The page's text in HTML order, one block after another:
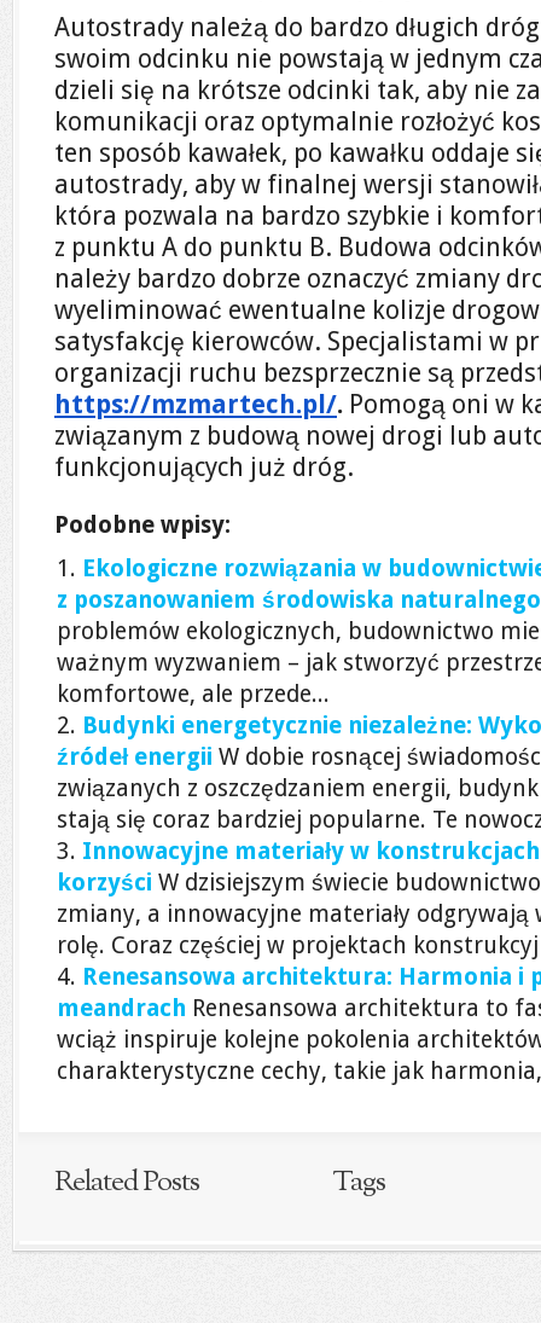
Autostrady należą do bardzo długich
swoim odcinku nie powstają w jednym
dzieli się na krótsze odcinki tak, aby nie
komunikacji oraz optymalnie rozłożyć
ten sposób kawałek, po kawałku oddaje
autostrady, aby w finalnej wersji
która pozwala na bardzo szybkie i
z punktu A do punktu B. Budowa
należy bardzo dobrze oznaczyć zmiany
wyeliminować ewentualne kolizje
satysfakcję kierowców. Specjalistami w
organizacji ruchu bezsprzecznie są
https://mzmartech.pl/. Pomogą oni w
związanym z budową nowej drogi lub
funkcjonujących już dróg.
Podobne wpisy:
Ekologiczne rozwiązania w
z poszanowaniem środowiska naturalnego
problemów ekologicznych, budownictwo
ważnym wyzwaniem – jak stworzyć
komfortowe, ale przede...
Budynki energetycznie niezależne:
źródeł energii W dobie rosnącej
związanych z oszczędzaniem energii,
stają się coraz bardziej popularne. Te
Innowacyjne materiały w
korzyści W dzisiejszym świecie
zmiany, a innowacyjne materiały odgrywają
rolę. Coraz częściej w projektach
Renesansowa architektura: Harmonia i
meandrach Renesansowa architektura to
wciąż inspiruje kolejne pokolenia
charakterystyczne cechy, takie jak
Related Posts Tags